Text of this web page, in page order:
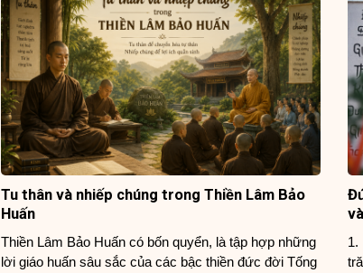
Tu thân và nhiếp chúng trong Thiền Lâm Bảo
Huấn
Thiền Lâm Bảo Huấn có bốn quyển, là tập hợp những
lời giáo huấn sâu sắc của các bậc thiền đức đời Tống
1.